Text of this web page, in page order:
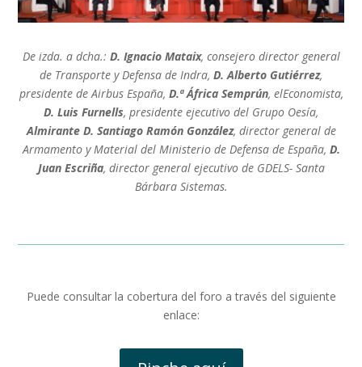
De izda. a dcha.: D. Ignacio Mataix, consejero director general
de Transporte y Defensa de Indra, D. Alberto Gutiérrez,
presidente de Airbus España, D.ª África Semprún, elEconomista,
D. Luis Furnells, presidente ejecutivo del Grupo Oesía,
Almirante D. Santiago Ramón González, director general de
Armamento y Material del Ministerio de Defensa de España, D.
Juan Escriña, director general ejecutivo de GDELS- Santa
Bárbara Sistemas.
Puede consultar la cobertura del foro a través del siguiente
enlace: